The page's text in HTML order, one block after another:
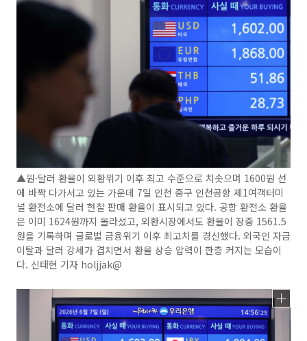
▲원·달러 환율이 외환위기 이후 최고 수준으로 치솟으며 1600원 선
에 바짝 다가서고 있는 가운데 7일 인천 중구 인천공항 제1여객터미
널 환전소에 달러 현찰 판매 환율이 표시되고 있다. 공항 환전소 환율
은 이미 1624원까지 올라섰고, 외환시장에서도 환율이 장중 1561.5
원을 기록하며 글로벌 금융위기 이후 최고치를 경신했다. 외국인 자금
이탈과 달러 강세가 겹치면서 환율 상승 압력이 한층 커지는 모습이
다. 신태현 기자 holjjak@